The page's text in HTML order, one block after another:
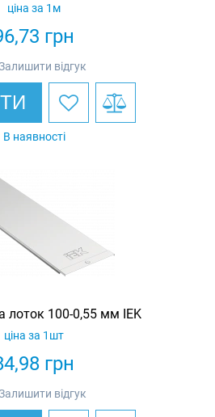
грн
ціна за 1м
відгук
В наявності
лоток 100-0,55 мм IEK
грн
ціна за 1шт
відгук